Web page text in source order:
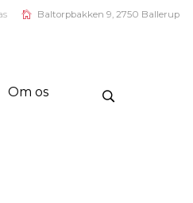
Baltorpbakken 9, 2750 Ballerup
Om os